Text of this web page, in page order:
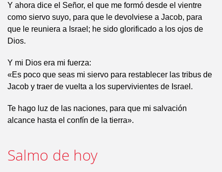
Y ahora dice el Señor, el que me formó desde el vientre
como siervo suyo, para que le devolviese a Jacob, para
que le reuniera a Israel; he sido glorificado a los ojos de
Dios.
Y mi Dios era mi fuerza:
«Es poco que seas mi siervo para restablecer las tribus de
Jacob y traer de vuelta a los supervivientes de Israel.
Te hago luz de las naciones, para que mi salvación
alcance hasta el confín de la tierra».
Salmo de hoy